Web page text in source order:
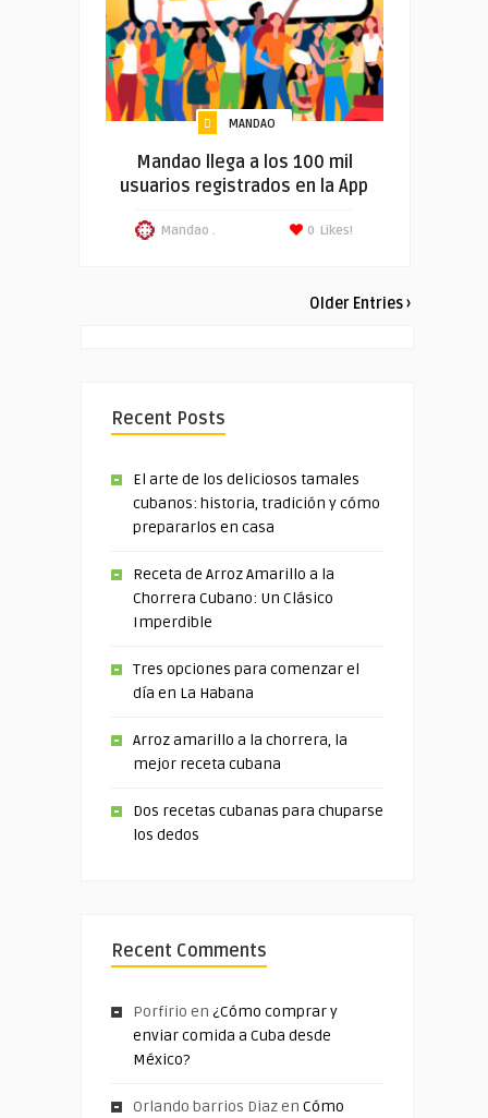
MANDAO
Mandao llega a los 100 mil
usuarios registrados en la App
Mandao . Likes!
0
Older Entries ›
Recent Posts
El arte de los deliciosos tamales
cubanos: historia, tradición y cómo
prepararlos en casa
Receta de Arroz Amarillo a la
Chorrera Cubano: Un Clásico
Imperdible
Tres opciones para comenzar el
día en La Habana
Arroz amarillo a la chorrera, la
mejor receta cubana
Dos recetas cubanas para chuparse
los dedos
Recent Comments
Porfirio en ¿Cómo comprar y
enviar comida a Cuba desde
México?
Orlando barrios Diazen Cómo